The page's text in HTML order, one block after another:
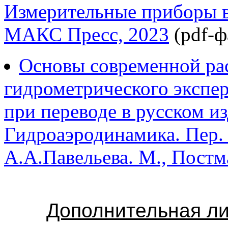
Измерительные приборы
МАКС Пресс, 2023 (pdf-
Основы современной
гидрометрического
при переводе в русском
Гидроаэродинамика.
А.А.Павельева. М.,
Дополнительная